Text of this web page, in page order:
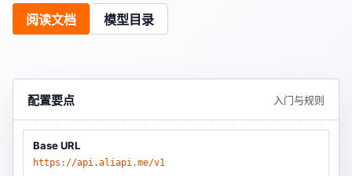
阅读文档 模型目录
配置要点 入门与规则
Base URL
https://api.aliapi.me/v1